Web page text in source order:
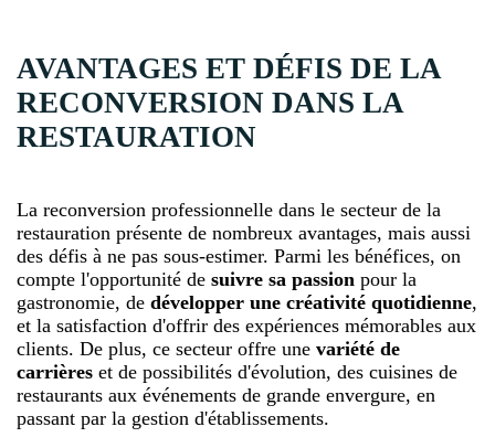
AVANTAGES ET DÉFIS DE LA
RECONVERSION DANS LA
RESTAURATION
La reconversion professionnelle dans le secteur de la
restauration présente de nombreux avantages, mais aussi
des défis à ne pas sous-estimer. Parmi les bénéfices, on
compte l'opportunité de suivre sa passion pour la
gastronomie, de développer une créativité quotidienne,
et la satisfaction d'offrir des expériences mémorables aux
clients. De plus, ce secteur offre une variété de
carrières et de possibilités d'évolution, des cuisines de
restaurants aux événements de grande envergure, en
passant par la gestion d'établissements.